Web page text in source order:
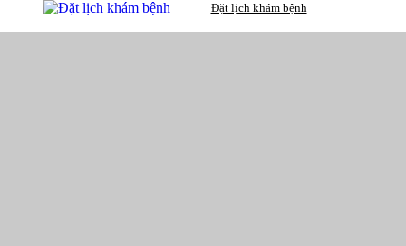
Đặt lịch khám bệnh